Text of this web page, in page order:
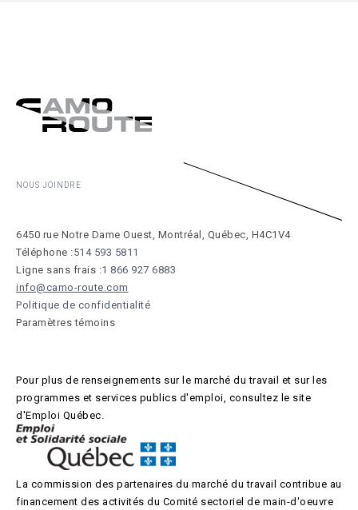
NOUS JOINDRE
6450 rue Notre Dame Ouest, Montréal, Québec, H4C1V4
Téléphone :514 593 5811
Ligne sans frais :1 866 927 6883
info@camo-route.com
Politique de confidentialité
Paramètres témoins
Pour plus de renseignements sur le marché du travail et sur les
programmes et services publics d'emploi, consultez le site
d'Emploi Québec.
La commission des partenaires du marché du travail contribue au
financement des activités du Comité sectoriel de main-d'oeuvre